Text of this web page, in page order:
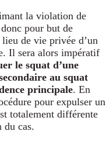
la violation de
pour but de
de vie privée d’un
Il sera alors impératif
le squat d’une
au squat
principale. En
pour expulser un
totalement différente
du cas.